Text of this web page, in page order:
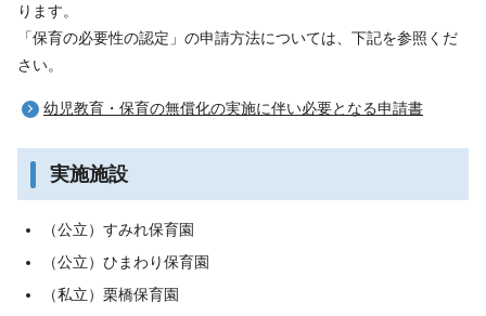
ります。
「保育の必要性の認定」の申請方法については、下記を参照くだ
さい。
幼児教育・保育の無償化の実施に伴い必要となる申請書
実施施設
（公立）すみれ保育園
（公立）ひまわり保育園
（私立）栗橋保育園